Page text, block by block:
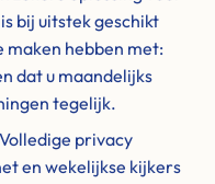
bij uitstek geschikt
maken hebben met:
dat u maandelijks
tegelijk.
Volledige privacy
en wekelijkse kijkers